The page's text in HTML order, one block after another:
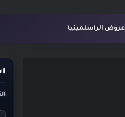
عروض الراسلمينيا